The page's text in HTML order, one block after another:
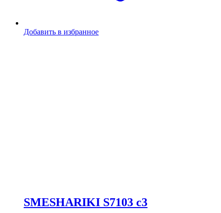
Добавить в избранное
SMESHARIKI S7103 c3